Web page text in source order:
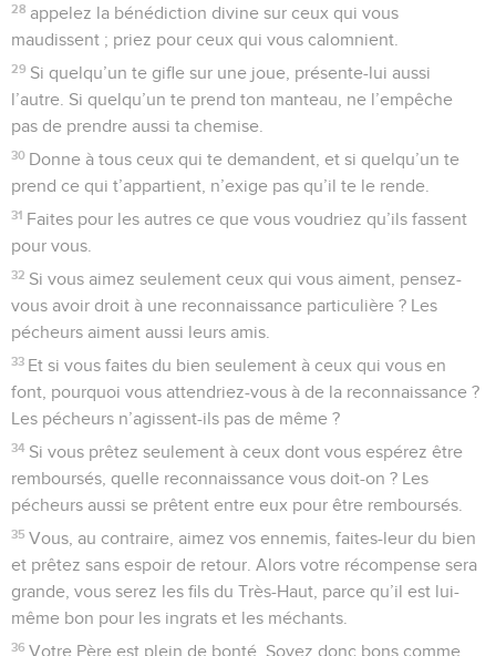
28 appelez la bénédiction divine sur ceux qui vous
maudissent ; priez pour ceux qui vous calomnient.
29 Si quelqu’un te gifle sur une joue, présente-lui aussi
l’autre. Si quelqu’un te prend ton manteau, ne l’empêche
pas de prendre aussi ta chemise.
30 Donne à tous ceux qui te demandent, et si quelqu’un te
prend ce qui t’appartient, n’exige pas qu’il te le rende.
31 Faites pour les autres ce que vous voudriez qu’ils fassent
pour vous.
32 Si vous aimez seulement ceux qui vous aiment, pensez-
vous avoir droit à une reconnaissance particulière ? Les
pécheurs aiment aussi leurs amis.
33 Et si vous faites du bien seulement à ceux qui vous en
font, pourquoi vous attendriez-vous à de la reconnaissance ?
Les pécheurs n’agissent-ils pas de même ?
34 Si vous prêtez seulement à ceux dont vous espérez être
remboursés, quelle reconnaissance vous doit-on ? Les
pécheurs aussi se prêtent entre eux pour être remboursés.
35 Vous, au contraire, aimez vos ennemis, faites-leur du bien
et prêtez sans espoir de retour. Alors votre récompense sera
grande, vous serez les fils du Très-Haut, parce qu’il est lui-
même bon pour les ingrats et les méchants.
36 Votre Père est plein de bonté. Soyez donc bons comme